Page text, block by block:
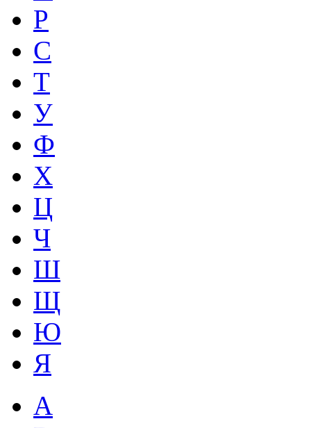
Р
С
Т
У
Ф
Х
Ц
Ч
Ш
Щ
Ю
Я
A